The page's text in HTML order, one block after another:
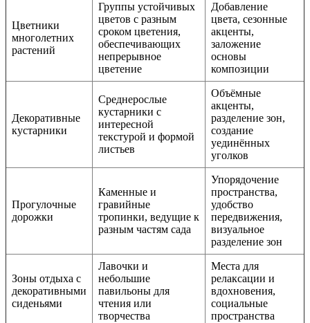
Цветники
многолетних
растений
Группы устойчивых
цветов с разным
сроком цветения,
обеспечивающих
непрерывное
цветение
Добавление
цвета, сезонные
акценты,
заложение
основы
композиции
Декоративные
кустарники
Среднерослые
кустарники с
интересной
текстурой и формой
листьев
Объёмные
акценты,
разделение зон,
создание
уединённых
уголков
Прогулочные
дорожки
Каменные и
гравийные
тропинки, ведущие к
разным частям сада
Упорядочение
пространства,
удобство
передвижения,
визуальное
разделение зон
Зоны отдыха с
декоративными
сиденьями
Лавочки и
небольшие
павильоны для
чтения или
творчества
Места для
релаксации и
вдохновения,
социальные
пространства